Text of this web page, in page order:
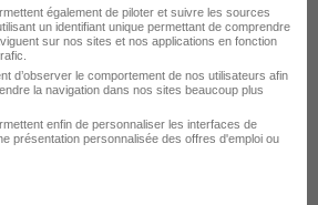
- 71 CDI
il y a 23 jours
également de piloter et suivre les sources
un identifiant unique permettant de comprendre
sur nos sites et nos applications en fonction
d’observer le comportement de nos utilisateurs afin
la navigation dans nos sites beaucoup plus
enfin de personnaliser les interfaces de
présentation personnalisée des offres d'emploi ou